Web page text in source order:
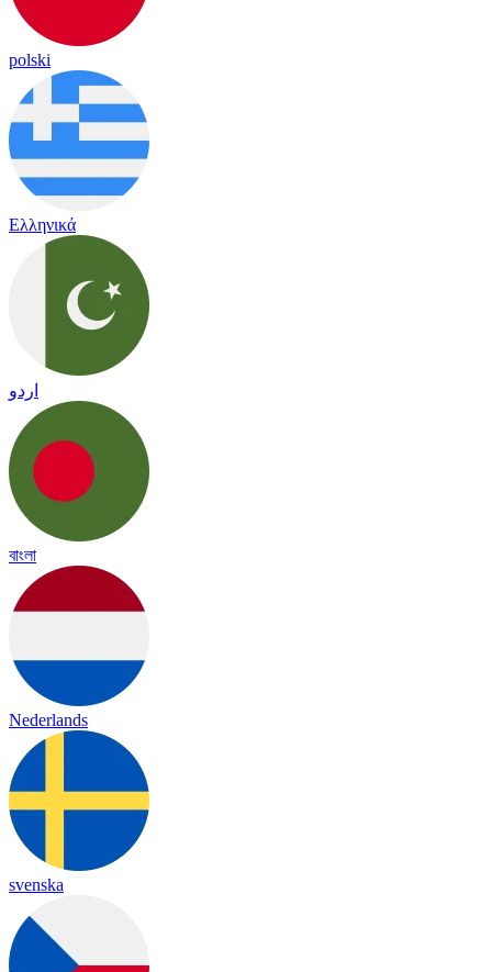
polski
Ελληνικά
اردو
বাংলা
Nederlands
svenska